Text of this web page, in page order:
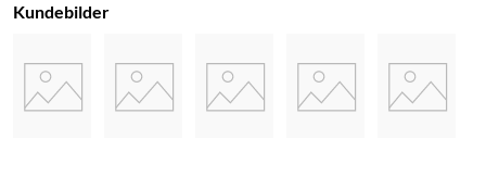
Mål: 320x190x190 mm
Kundebilder